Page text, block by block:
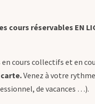
cours réservables EN
cours collectifs et en
Venez à votre
de vacances …).